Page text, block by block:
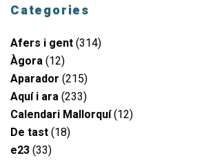
Categories
Afers i gent (314)
Àgora (12)
Aparador (215)
Aquí i ara (233)
Calendari Mallorquí(12)
De tast (18)
e23 (33)